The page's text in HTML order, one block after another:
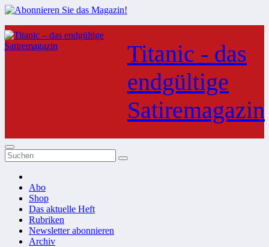
Zum
Inhalt
springen
Titanic - das
endgültige
Satiremagazin
Abo
Shop
Das aktuelle Heft
Rubriken
Newsletter abonnieren
Archiv